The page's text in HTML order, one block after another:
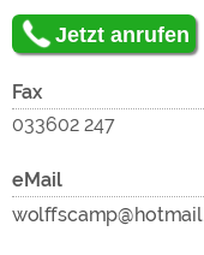
Jetzt anrufen
Fax
033602 247
eMail